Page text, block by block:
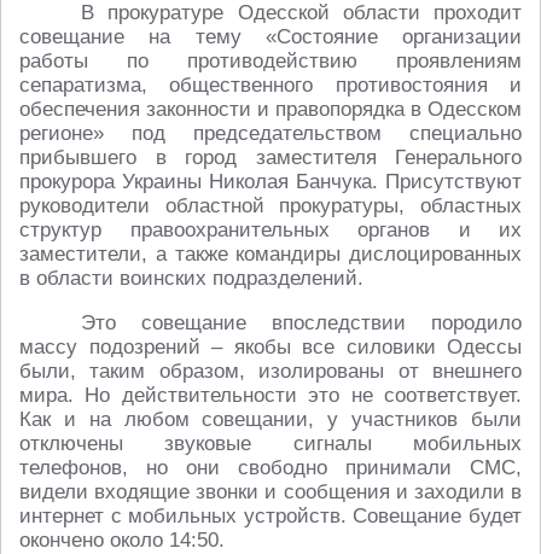
В прокуратуре Одесской области проходит
совещание на тему «Состояние организации
работы по противодействию проявлениям
сепаратизма, общественного противостояния и
обеспечения законности и правопорядка в Одесском
регионе» под председательством специально
прибывшего в город заместителя Генерального
прокурора Украины Николая Банчука. Присутствуют
руководители областной прокуратуры, областных
структур правоохранительных органов и их
заместители, а также командиры дислоцированных
в области воинских подразделений.
Это совещание впоследствии породило
массу подозрений – якобы все силовики Одессы
были, таким образом, изолированы от внешнего
мира. Но действительности это не соответствует.
Как и на любом совещании, у участников были
отключены звуковые сигналы мобильных
телефонов, но они свободно принимали СМС,
видели входящие звонки и сообщения и заходили в
интернет с мобильных устройств. Совещание будет
окончено около 14:50.